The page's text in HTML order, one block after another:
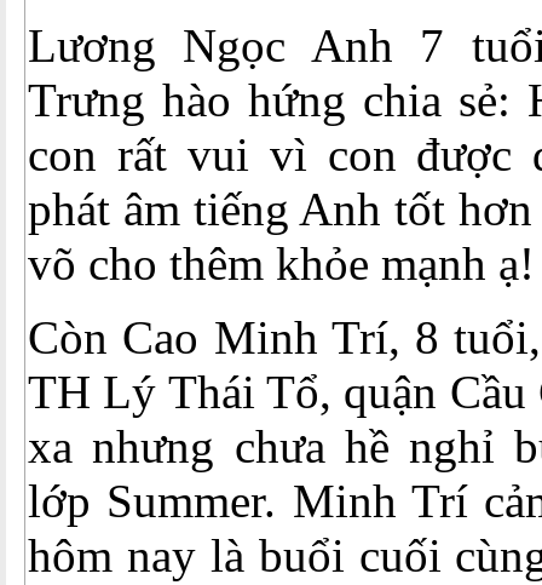
Lương Ngọc Anh 7
Trưng hào hứng chia sẻ:
con rất vui vì con được
phát âm tiếng Anh tốt
võ cho thêm khỏe mạnh
Còn Cao Minh Trí, 8
TH Lý Thái Tổ, quận Cầu
xa nhưng chưa hề nghỉ
lớp Summer. Minh Trí
hôm nay là buổi cuối